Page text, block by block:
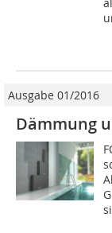
Ausgabe 01/2016
Dämmung